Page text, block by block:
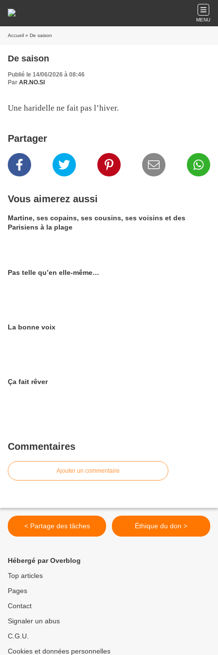
MENU
Accueil » De saison
De saison
Publié le 14/06/2026 à 08:46
Par AR.NO.SI
Une haridelle ne fait pas l’hiver.
Partager
Vous aimerez aussi
Martine, ses copains, ses cousins, ses voisins et des
Parisiens à la plage
Pas telle qu’en elle-même…
La bonne voix
Ça fait rêver
Commentaires
Ajouter un commentaire
< Partage des tâches Éthique du don >
Hébergé par Overblog
Top articles
Pages
Contact
Signaler un abus
C.G.U.
Cookies et données personnelles